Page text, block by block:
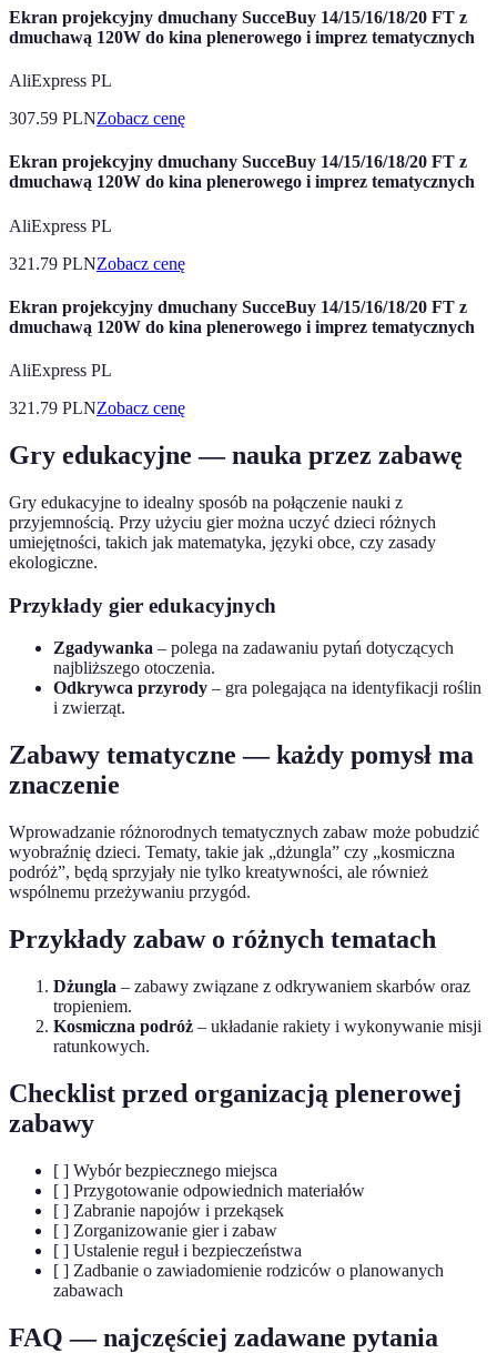
Ekran projekcyjny dmuchany SucceBuy 14/15/16/18/20 FT z
dmuchawą 120W do kina plenerowego i imprez tematycznych
AliExpress PL
307.59 PLNZobacz cenę
Ekran projekcyjny dmuchany SucceBuy 14/15/16/18/20 FT z
dmuchawą 120W do kina plenerowego i imprez tematycznych
AliExpress PL
321.79 PLNZobacz cenę
Ekran projekcyjny dmuchany SucceBuy 14/15/16/18/20 FT z
dmuchawą 120W do kina plenerowego i imprez tematycznych
AliExpress PL
321.79 PLNZobacz cenę
Gry edukacyjne — nauka przez zabawę
Gry edukacyjne to idealny sposób na połączenie nauki z
przyjemnością. Przy użyciu gier można uczyć dzieci różnych
umiejętności, takich jak matematyka, języki obce, czy zasady
ekologiczne.
Przykłady gier edukacyjnych
Zgadywanka – polega na zadawaniu pytań dotyczących
najbliższego otoczenia.
Odkrywca przyrody – gra polegająca na identyfikacji roślin
i zwierząt.
Zabawy tematyczne — każdy pomysł ma
znaczenie
Wprowadzanie różnorodnych tematycznych zabaw może pobudzić
wyobraźnię dzieci. Tematy, takie jak „dżungla” czy „kosmiczna
podróż”, będą sprzyjały nie tylko kreatywności, ale również
wspólnemu przeżywaniu przygód.
Przykłady zabaw o różnych tematach
Dżungla – zabawy związane z odkrywaniem skarbów oraz
tropieniem.
Kosmiczna podróż – układanie rakiety i wykonywanie misji
ratunkowych.
Checklist przed organizacją plenerowej
zabawy
[ ] Wybór bezpiecznego miejsca
[ ] Przygotowanie odpowiednich materiałów
[ ] Zabranie napojów i przekąsek
[ ] Zorganizowanie gier i zabaw
[ ] Ustalenie reguł i bezpieczeństwa
[ ] Zadbanie o zawiadomienie rodziców o planowanych
zabawach
FAQ — najczęściej zadawane pytania